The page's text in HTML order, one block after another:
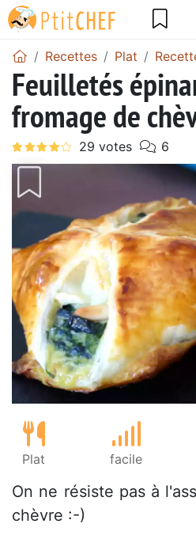
Recettes Plat
Feuilletés
fromage de
Plat facile
On ne résiste pas à
chèvre :-)